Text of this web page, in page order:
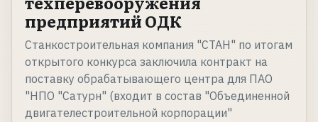
предприятий ОДК
Станкостроительная компания "СТАН" по итогам
открытого конкурса заключила контракт на
поставку обрабатывающего центра для ПАО
"НПО "Сатурн" (входит в состав "Объединенной
двигателестроительной корпорации"